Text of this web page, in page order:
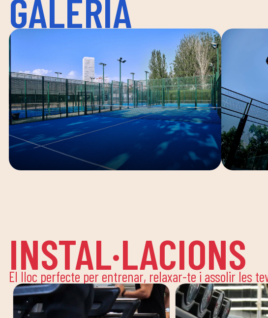
GALERIA
INSTAL·LACIONS
El lloc perfecte per entrenar, relaxar-te i assolir les